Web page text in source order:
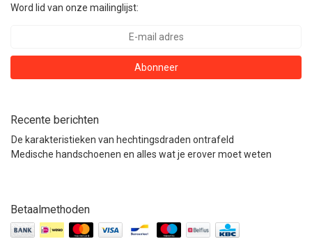
Word lid van onze mailinglijst:
Abonneer
Recente berichten
De karakteristieken van hechtingsdraden ontrafeld
Medische handschoenen en alles wat je erover moet weten
Betaalmethoden